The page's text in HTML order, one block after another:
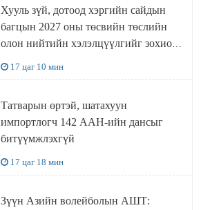
Хууль зүй, дотоод хэргийн сайдын
багцын 2027 оны төсвийн төслийн
олон нийтийн хэлэлцүүлгийг зохион
17 цаг 10 мин
Татварын өртэй, шатахуун
импортлогч 142 ААН-ийн дансыг
битүүмжлэхгүй
17 цаг 18 мин
Зүүн Азийн волейболын АШТ: